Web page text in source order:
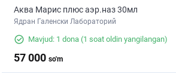
Аква Марис плюс аэр.наз 30мл
Ядран Галенски Лабораторий
Mavjud: 1 dona (1 soat oldin yangilangan)
57 000 so'm